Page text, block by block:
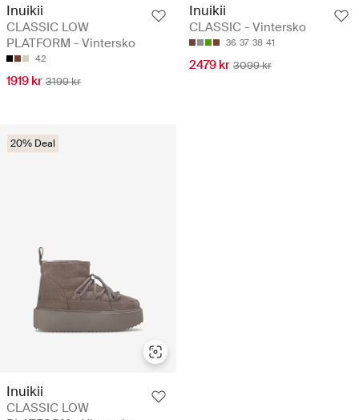
Inuikii
CLASSIC LOW
PLATFORM - Vintersko
42
1919 kr 3199 kr
Inuikii
CLASSIC - Vintersko
36 37 38 41
2479 kr 3099 kr
20% Deal
Inuikii
CLASSIC LOW